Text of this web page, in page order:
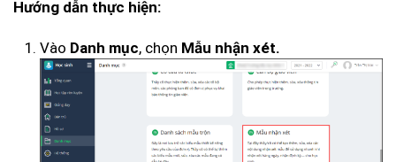
Hướng dẫn thực hiện:
Vào Danh mục, chọn Mẫu nhận xét.